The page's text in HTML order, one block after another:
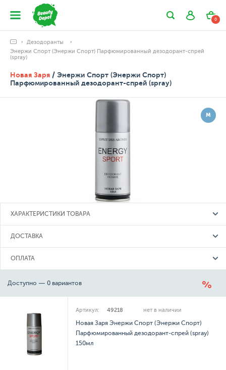
0
Дезодоранты
Энержи Спорт (Энержи Спорт) Парфюмированный дезодорант-спрей
(spray)
Новая Заря / Энержи Спорт (Энержи Спорт)
Парфюмированный дезодорант-спрей (spray)
М
ХАРАКТЕРИСТИКИ ТОВАРА
ДОСТАВКА
ОПЛАТА
Доступно — 0 вариантов
Артикул: 49218 нет в наличии
Новая Заря Энержи Спорт (Энержи Спорт)
Парфюмированный дезодорант-спрей (spray)
150мл